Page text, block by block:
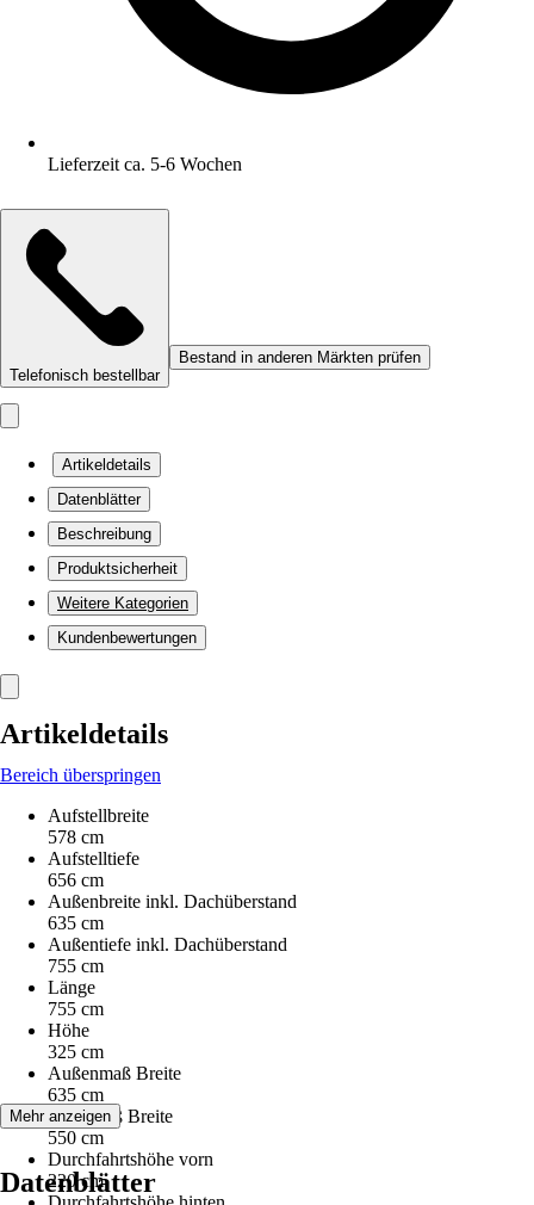
Lieferzeit ca. 5-6 Wochen
Telefonisch bestellbar
Bestand in anderen Märkten prüfen
Artikeldetails
Datenblätter
Beschreibung
Produktsicherheit
Weitere Kategorien
Kundenbewertungen
Artikeldetails
Bereich überspringen
Aufstellbreite
578 cm
Aufstelltiefe
656 cm
Außenbreite inkl. Dachüberstand
635 cm
Außentiefe inkl. Dachüberstand
755 cm
Länge
755 cm
Höhe
325 cm
Außenmaß Breite
635 cm
Innenmaß Breite
550 cm
Durchfahrtshöhe vorn
220 cm
Mehr anzeigen
Datenblätter